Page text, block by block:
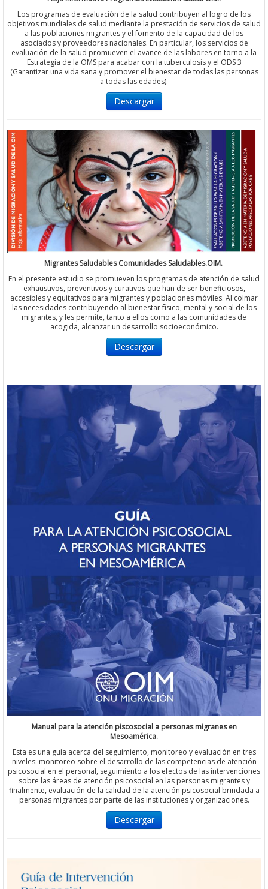
Los programas de evaluación de la salud contribuyen al logro de los
objetivos mundiales de salud mediante la prestación de servicios de salud
a las poblaciones migrantes y el fomento de la capacidad de los
asociados y proveedores nacionales. En particular, los servicios de
evaluación de la salud promueven el avance de las labores en torno a la
Estrategia de la OMS para acabar con la tuberculosis y el ODS 3
(Garantizar una vida sana y promover el bienestar de todas las personas
a todas las edades).
Descargar
Migrantes Saludables Comunidades Saludables.OIM.
En el presente estudio se promueven los programas de atención de salud
exhaustivos, preventivos y curativos que han de ser beneficiosos,
accesibles y equitativos para migrantes y poblaciones móviles. Al colmar
las necesidades contribuyendo al bienestar físico, mental y social de los
migrantes, y les permite, tanto a ellos como a las comunidades de
acogida, alcanzar un desarrollo socioeconómico.
Descargar
Manual para la atención piscosocial a personas migranes en
Mesoamérica.
Esta es una guía acerca del seguimiento, monitoreo y evaluación en tres
niveles: monitoreo sobre el desarrollo de las competencias de atención
psicosocial en el personal, seguimiento a los efectos de las intervenciones
sobre las áreas de atención psicosocial en las personas migrantes y
finalmente, evaluación de la calidad de la atención psicosocial brindada a
personas migrantes por parte de las instituciones y organizaciones.
Descargar